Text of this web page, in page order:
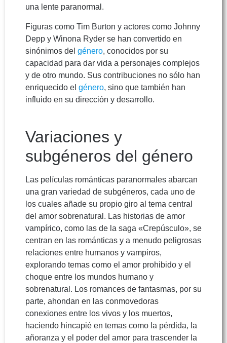
una lente paranormal.
Figuras como Tim Burton y actores como Johnny
Depp y Winona Ryder se han convertido en
sinónimos del género, conocidos por su
capacidad para dar vida a personajes complejos
y de otro mundo. Sus contribuciones no sólo han
enriquecido el género, sino que también han
influido en su dirección y desarrollo.
Variaciones y
subgéneros del género
Las películas románticas paranormales abarcan
una gran variedad de subgéneros, cada uno de
los cuales añade su propio giro al tema central
del amor sobrenatural. Las historias de amor
vampírico, como las de la saga «Crepúsculo», se
centran en las románticas y a menudo peligrosas
relaciones entre humanos y vampiros,
explorando temas como el amor prohibido y el
choque entre los mundos humano y
sobrenatural. Los romances de fantasmas, por su
parte, ahondan en las conmovedoras
conexiones entre los vivos y los muertos,
haciendo hincapié en temas como la pérdida, la
añoranza y el poder del amor para trascender la